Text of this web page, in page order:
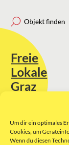
Um dir ein optimales
Cookies, um
Wenn du diesen
Objekt finden
Freie
Lokale
Graz
Sie erreichen uns
Website by Rubikon